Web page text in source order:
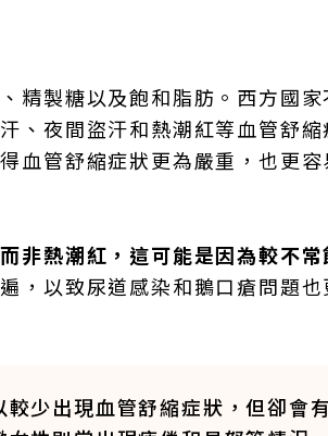
精製糖以及飽和脂肪。西方國家
、夜間盜汗和熱潮紅等血管舒縮
血管舒縮症狀更為嚴重，也更容
非熱潮紅，這可能是因為較不常
，以致尿道感染和鵝口瘡問題也
少出現血管舒縮症狀，但卻會